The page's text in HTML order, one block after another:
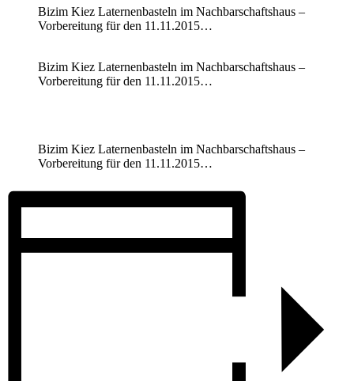
Bizim Kiez Laternenbasteln im Nachbarschaftshaus –
Vorbereitung für den 11.11.2015…
Bizim Kiez Laternenbasteln im Nachbarschaftshaus –
Vorbereitung für den 11.11.2015…
Bizim Kiez Laternenbasteln im Nachbarschaftshaus –
Vorbereitung für den 11.11.2015…